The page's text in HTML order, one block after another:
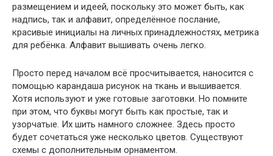
размещением и идеей, поскольку это может быть, как
надпись, так и алфавит, определённое послание,
красивые инициалы на личных принадлежностях, метрика
для ребёнка. Алфавит вышивать очень легко.
Просто перед началом всё просчитывается, наносится с
помощью карандаша рисунок на ткань и вышивается.
Хотя используют и уже готовые заготовки. Но помните
при этом, что буквы могут быть как простые, так и
узорчатые. Их шить намного сложнее. Здесь просто
будет сочетаться уже несколько цветов. Существуют
схемы с дополнительным орнаментом.